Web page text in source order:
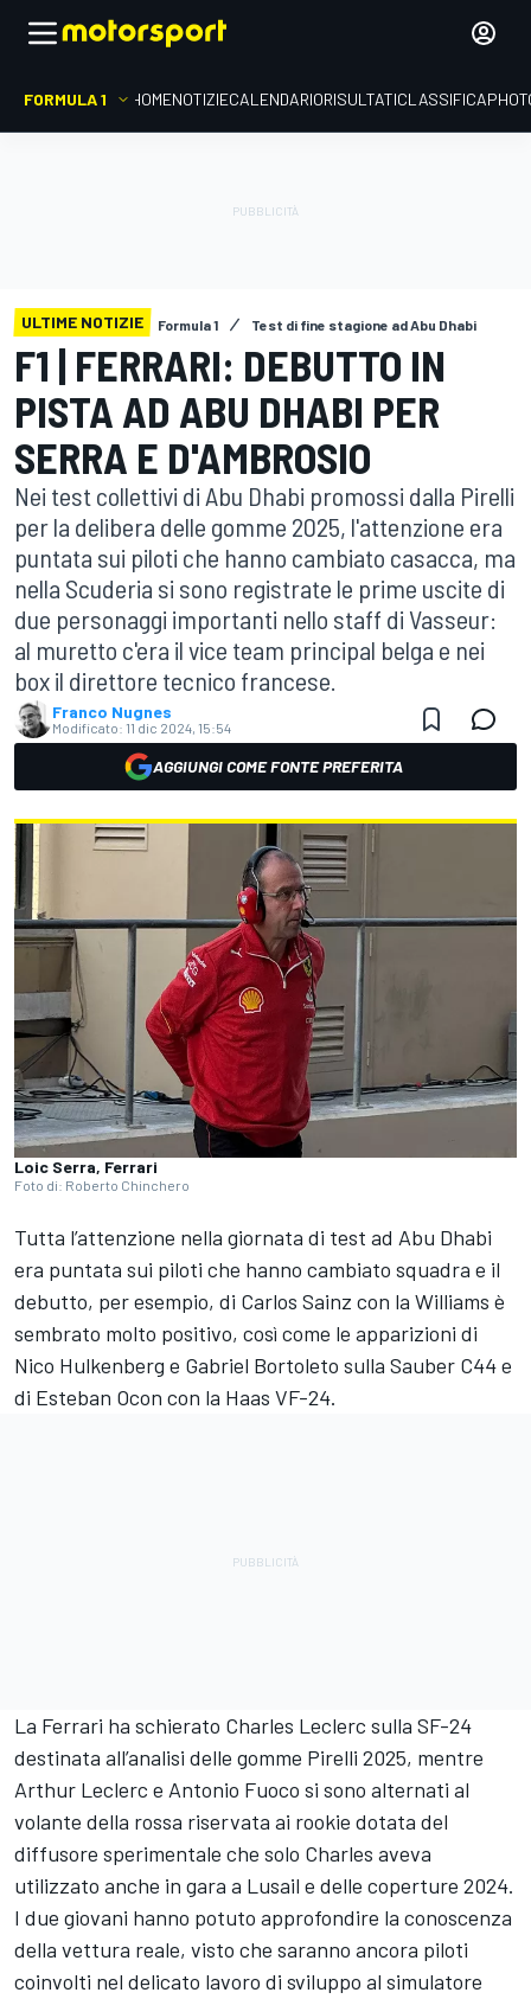
FORMULA 1 HOMENOTIZIECALENDARIORISULTATICLASSIFICA
ULTIME NOTIZIE Formula 1 Test di fine stagione ad Abu Dhabi
F1 | FERRARI: DEBUTTO IN
PISTA AD ABU DHABI PER
SERRA E D'AMBROSIO
Nei test collettivi di Abu Dhabi promossi dalla Pirelli
per la delibera delle gomme 2025, l'attenzione era
puntata sui piloti che hanno cambiato casacca, ma
nella Scuderia si sono registrate le prime uscite di
due personaggi importanti nello staff di Vasseur:
al muretto c'era il vice team principal belga e nei
box il direttore tecnico francese.
Franco Nugnes
Modificato: 11 dic 2024, 15:54
AGGIUNGI COME FONTE PREFERITA
Loic Serra, Ferrari
Foto di: Roberto Chinchero
Tutta l’attenzione nella giornata di test ad Abu Dhabi
era puntata sui piloti che hanno cambiato squadra e il
debutto, per esempio, di Carlos Sainz con la Williams è
sembrato molto positivo, così come le apparizioni di
Nico Hulkenberg e Gabriel Bortoleto sulla Sauber C44 e
di Esteban Ocon con la Haas VF-24.
La Ferrari ha schierato Charles Leclerc sulla SF-24
destinata all’analisi delle gomme Pirelli 2025, mentre
Arthur Leclerc e Antonio Fuoco si sono alternati al
volante della rossa riservata ai rookie dotata del
diffusore sperimentale che solo Charles aveva
utilizzato anche in gara a Lusail e delle coperture 2024.
I due giovani hanno potuto approfondire la conoscenza
della vettura reale, visto che saranno ancora piloti
coinvolti nel delicato lavoro di sviluppo al simulatore